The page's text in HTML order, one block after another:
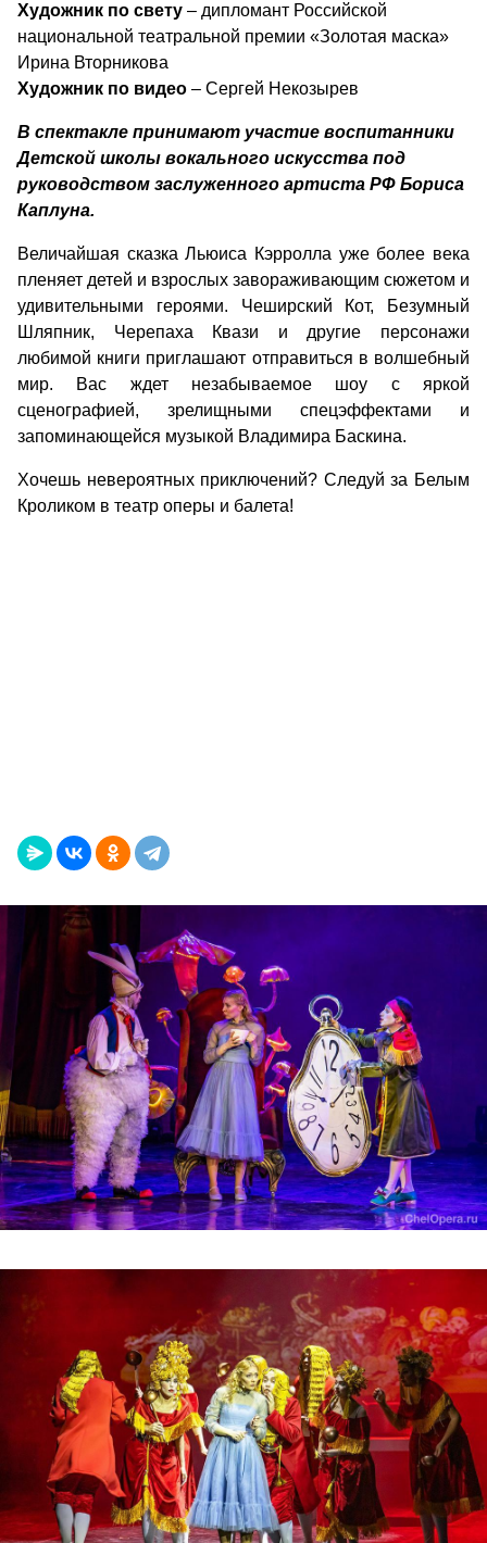
Художник по свету – дипломант Российской
национальной театральной премии «Золотая маска»
Ирина Вторникова
Художник по видео – Сергей Некозырев
В спектакле принимают участие воспитанники
Детской школы вокального искусства под
руководством заслуженного артиста РФ Бориса
Каплуна.
Величайшая сказка Льюиса Кэрролла уже более века
пленяет детей и взрослых завораживающим сюжетом и
удивительными героями. Чеширский Кот, Безумный
Шляпник, Черепаха Квази и другие персонажи
любимой книги приглашают отправиться в волшебный
мир. Вас ждет незабываемое шоу с яркой
сценографией, зрелищными спецэффектами и
запоминающейся музыкой Владимира Баскина.
Хочешь невероятных приключений? Следуй за Белым
Кроликом в театр оперы и балета!